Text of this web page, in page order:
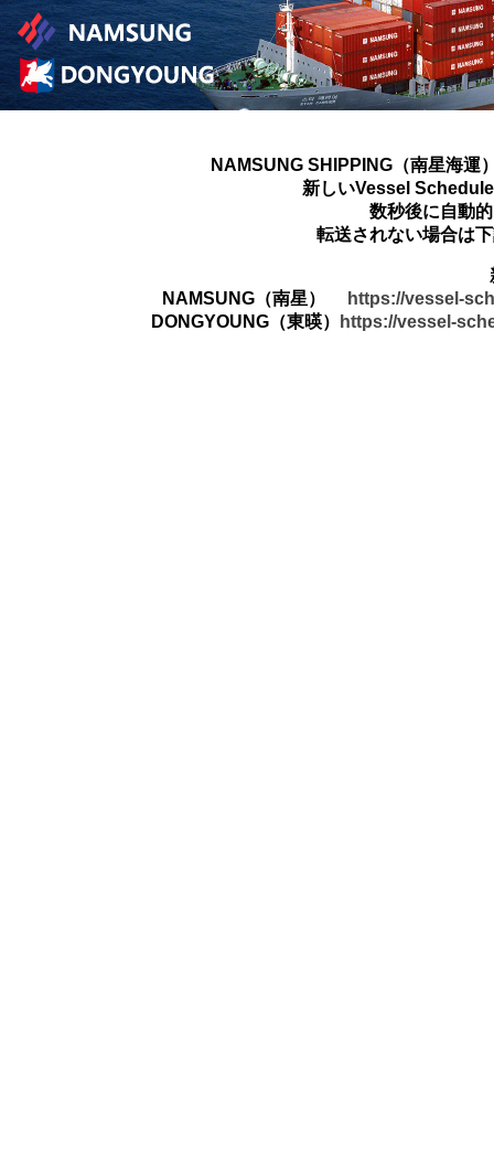
NAMSUNG SHIPPING（南星海運
新しいVessel
数秒後に自動
転送されない場合は
NAMSUNG（南星）
https://vessel-
DONGYOUNG（東暎）
https://vessel-